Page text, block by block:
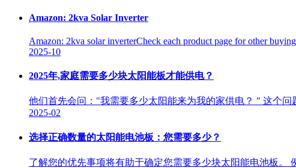
Amazon: 2kva Solar Inverter
Amazon: 2kva solar inverterCheck each product page for other
2025-10
2025年,家庭需要多少块太阳能板才能供电？
他们首先会问："我需要多少太阳能来为我的家供电？ " 这个
2025-02
选择正确数量的太阳能电池板：您需要多少？
了解您的优先事项将有助于确定您需要多少块太阳能电池板